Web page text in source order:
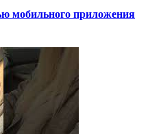
мобильного приложения